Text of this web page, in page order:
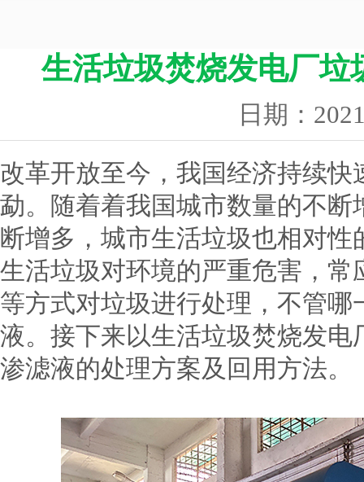
生活垃圾焚烧发电厂垃
日期：
改革开放至今，我国经济持续
勐。随着着我国城市数量的不
断增多，城市生活垃圾也相对
生活垃圾对环境的严重危害，
等方式对垃圾进行处理，不管
液。接下来以生活垃圾焚烧发
渗滤液的处理方案及回用方法。